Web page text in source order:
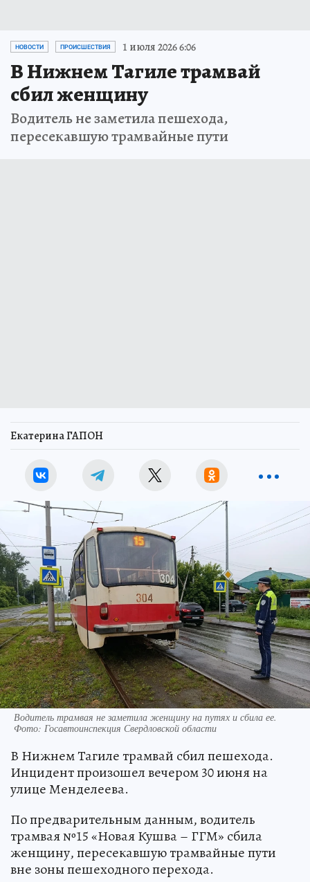
НОВОСТИ ПРОИСШЕСТВИЯ 1 июля 2026 6:06
В Нижнем Тагиле трамвай
сбил женщину
Водитель не заметила пешехода,
пересекавшую трамвайные пути
Екатерина ГАПОН
Водитель трамвая не заметила женщину на путях и сбила ее.
Фото: Госавтоинспекция Свердловской области
В Нижнем Тагиле трамвай сбил пешехода.
Инцидент произошел вечером 30 июня на
улице Менделеева.
По предварительным данным, водитель
трамвая №15 «Новая Кушва – ГГМ» сбила
женщину, пересекавшую трамвайные пути
вне зоны пешеходного перехода.